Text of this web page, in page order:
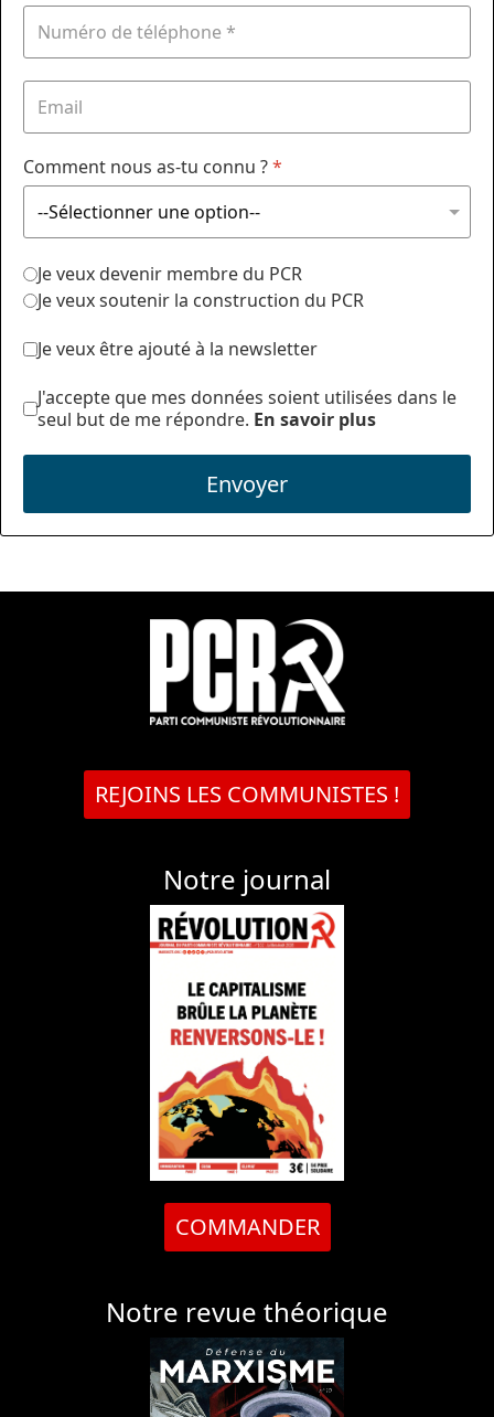
Comment nous as-tu connu ?*
Je veux devenir membre du PCR
Je veux soutenir la construction du PCR
Je veux être ajouté à la newsletter
J'accepte que mes données soient utilisées dans le
seul but de me répondre. En savoir plus
Envoyer
REJOINS LES COMMUNISTES !
Notre journal
COMMANDER
Notre revue théorique